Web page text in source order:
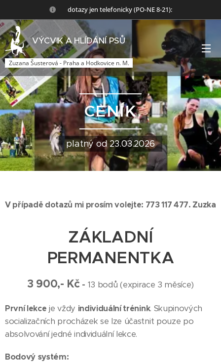
🙏dotazy jen telefonicky (PO-NE 8-21):
VÝCVIK A HLÍDÁNÍ PSŮ
Zuzana Šusterová - Praha a Hodkovice n. M.
CENÍK
platný od 23.03.2026
V případě dotazů mi prosím volejte: 773 117 477. Zuzka
ZÁKLADNÍ
PERMANENTKA
3 900,- Kč - 13 bodů (expirace 3 měsíce)
První lekce je vždy individuální trénink. Skupinových
socializačních procházek se lze účastnit pouze po
absolvování jedné individuální lekce.
Bodový systém: